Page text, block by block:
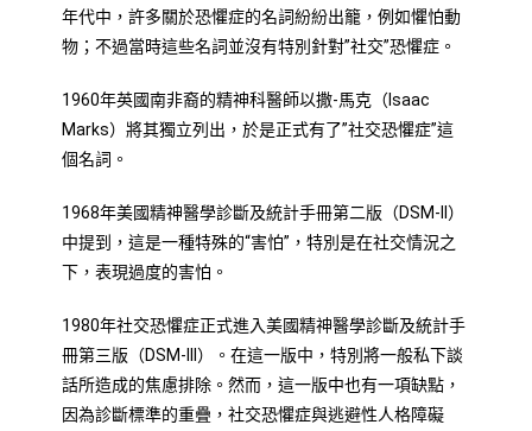
年代中，許多關於恐懼症的名詞紛紛出籠，例如懼怕動
物；不過當時這些名詞並沒有特別針對”社交”恐懼症。
1960年英國南非裔的精神科醫師以撒-馬克（Isaac
Marks）將其獨立列出，於是正式有了”社交恐懼症”這
個名詞。
1968年美國精神醫學診斷及統計手冊第二版（DSM-II）
中提到，這是一種特殊的“害怕”，特別是在社交情況之
下，表現過度的害怕。
1980年社交恐懼症正式進入美國精神醫學診斷及統計手
冊第三版（DSM-III）。在這一版中，特別將一般私下談
話所造成的焦慮排除。然而，這一版中也有一項缺點，
因為診斷標準的重疊，社交恐懼症與逃避性人格障礙